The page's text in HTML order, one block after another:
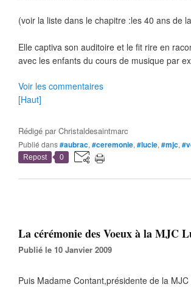
(voir la liste dans le chapitre :les 40 ans de
Elle captiva son auditoire et le fit rire en
avec les enfants du cours de musique par
Voir les commentaires
[Haut]
Rédigé parChristaldesaintmarc
Publié dans#aubrac, #ceremonie, #lucie, #mjc,
Repost 0
La cérémonie des Voeux à la MJC
Publié le 10 Janvier 2009
Puis Madame Contant,présidente de la